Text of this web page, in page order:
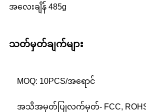
အလေးချိန် 485g
သတ်မှတ်ချက်များ
MOQ: 10PCS/အရောင်
အသိအမှတ်ပြုလက်မှတ်- FCC, ROHS,